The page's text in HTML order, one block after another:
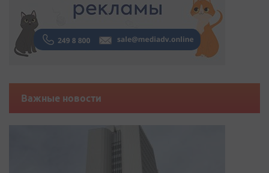
Важные новости